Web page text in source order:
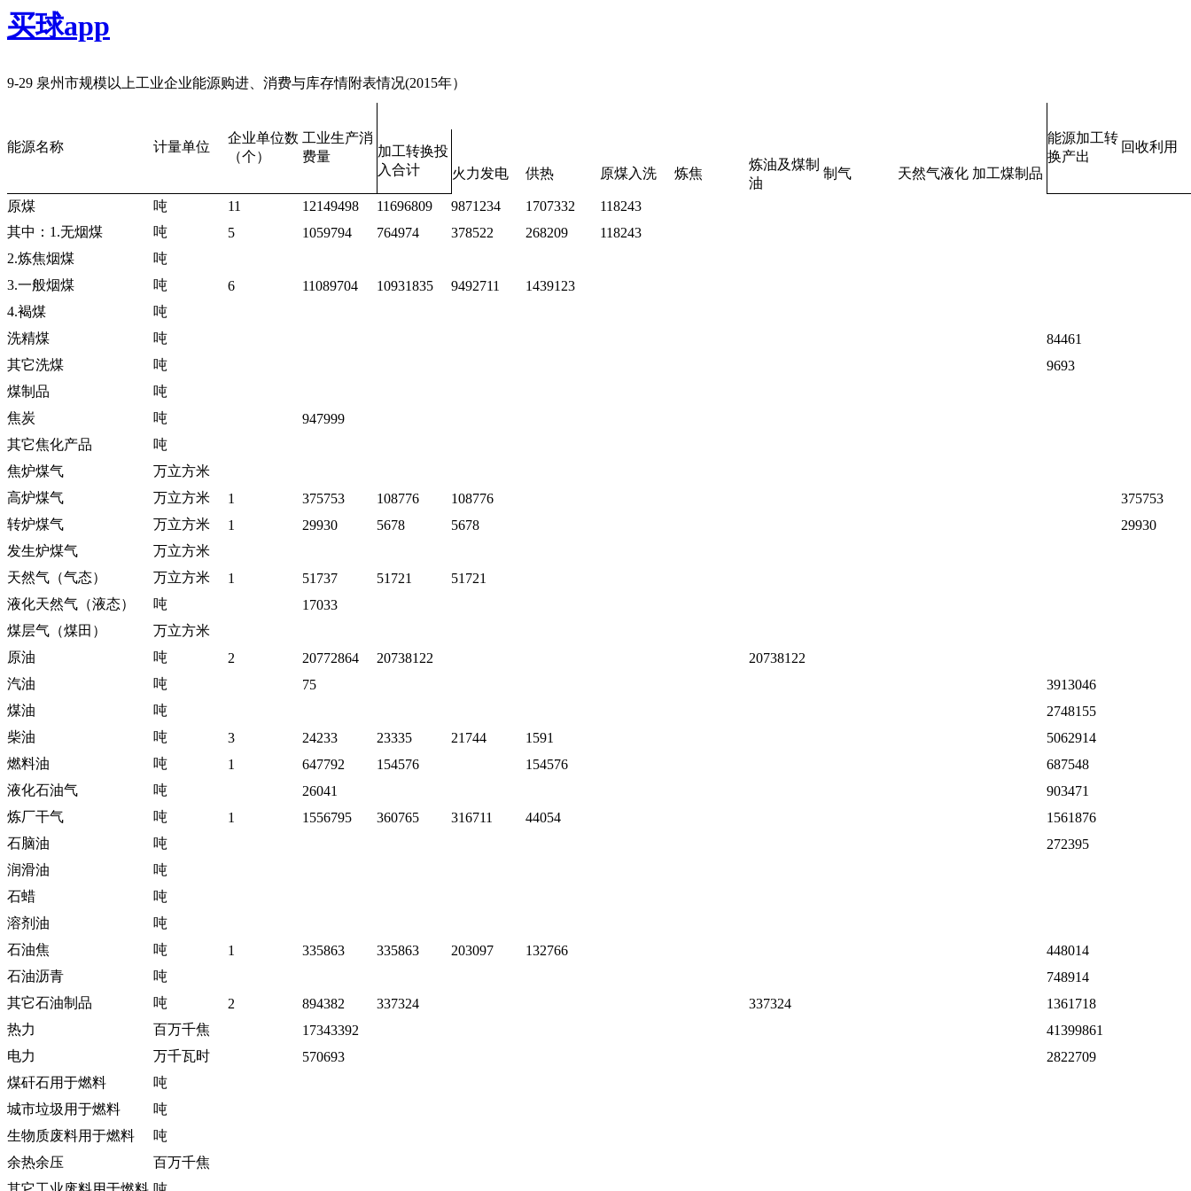
买球app
9-29 泉州市规模以上工业企业能源购进、消费与库存情附表情况(2015年）
能源名称 计量单位
企业单位数
（个）
工业生产消
费量
能源加工转
换产出
回收利用
加工转换投
入合计
火力发电 供热 原煤入洗 炼焦
炼油及煤制
油
制气 天然气液化 加工煤制品
原煤 吨 11 12149498 11696809 9871234 1707332
118243
其中： 1.无烟煤 吨 5 1059794 764974 378522 268209
118243
2.炼焦烟煤
吨
3.一般烟煤 吨 6 11089704 10931835 9492711
1439123
4.褐煤
吨
洗精煤
吨
84461
其它洗煤
吨
9693
煤制品
吨
焦炭
吨
947999
其它焦化产品
吨
焦炉煤气
万立方米
高炉煤气
万立方米 1 375753 108776 108776
375753
转炉煤气
万立方米 1 29930 5678 5678
29930
发生炉煤气
万立方米
天然气（气态）
万立方米 1 51737 51721
51721
液化天然气（液态）
吨
17033
煤层气（煤田）
万立方米
原油
吨 2 20772864 20738122
20738122
汽油
吨 75
3913046
煤油
吨
2748155
柴油
吨 3 24233 23335 21744 1591
5062914
燃料油
吨 1 647792 154576 154576
687548
液化石油气
吨 26041
903471
炼厂干气
吨 1 1556795 360765 316711 44054
1561876
石脑油
吨
272395
润滑油
吨
石蜡
吨
溶剂油
吨
石油焦
吨 1 335863 335863 203097 132766
448014
石油沥青
吨
748914
其它石油制品
吨 2 894382 337324 337324
1361718
热力
百万千焦 17343392
41399861
电力
万千瓦时 570693
2822709
煤矸石用于燃料
吨
城市垃圾用于燃料
吨
生物质废料用于燃料
吨
余热余压
百万千焦